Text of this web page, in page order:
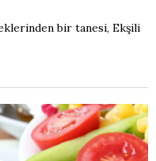
bir tanesi, Ekşili